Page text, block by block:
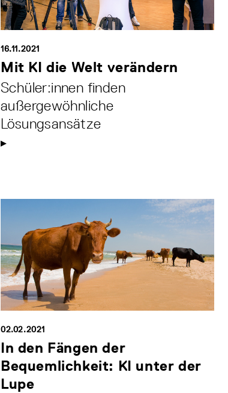
16.11.2021
Mit KI die Welt verändern
Schüler:innen finden
außergewöhnliche
Lösungsansätze
02.02.2021
In den Fängen der
Bequemlichkeit: KI unter der
Lupe